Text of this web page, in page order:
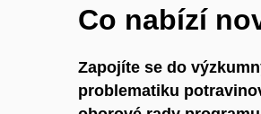
Co nabízí
Zapojíte se do
problematiku